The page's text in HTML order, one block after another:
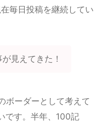
毎日投稿を継続してい
見えてきた！
ボーダーとして考えて
です。半年、100記